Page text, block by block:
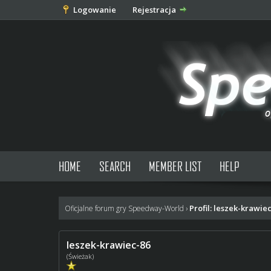
Logowanie Rejestracja
HOME SEARCH MEMBER LIST HELP
Oficjalne forum gry Speedway-World › Profil: leszek-
leszek-krawiec-86
(Świeżak)